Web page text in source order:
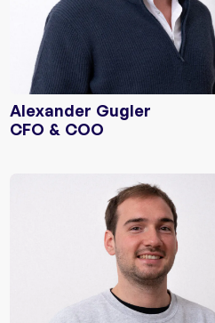
Alexander Gugler
CFO & COO